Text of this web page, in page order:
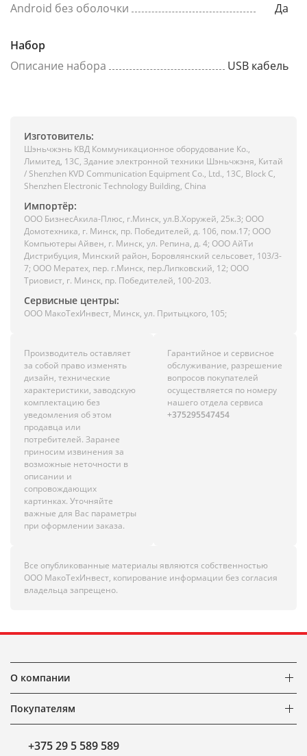
Android без оболочки
Да
Набор
Описание набора
USB кабель
Изготовитель:
Шэньчжэнь КВД Коммуникационное оборудование Ко.,
Лимитед, 13C, Здание электронной техники Шэньчжэня, Китай
/ Shenzhen KVD Communication Equipment Co., Ltd., 13C, Block C,
Shenzhen Electronic Technology Building, China
Импортёр:
ООО БизнесАкила-Плюc, г.Минск, ул.В.Хоружей, 25к.3; ООО
Домотехника, г. Минск, пр. Победителей, д. 106, пом.17; ООО
Компьютеры Айвен, г. Минск, ул. Репина, д. 4; ООО АйТи
Дистрибуция, Минский район, Боровлянский сельсовет, 103/3-
7; ООО Мератех, пер. г.Минск, пер.Липковский, 12; ООО
Триовист, г. Минск, пр. Победителей, 100-203.
Сервисные центры:
ООО МакоТехИнвест, Минск, ул. Притыцкого, 105;
Производитель оставляет
за собой право изменять
дизайн, технические
характеристики, заводскую
комплектацию без
уведомления об этом
продавца или
потребителей. Заранее
приносим извинения за
возможные неточности в
описании и
сопровождающих
картинках. Уточняйте
важные для Вас параметры
при оформлении заказа.
Гарантийное и сервисное
обслуживание, разрешение
вопросов покупателей
осуществляется по номеру
нашего отдела сервиса
+375295547454
Все опубликованные материалы являются собственностью
ООО МакоТехИнвест, копирование информации без согласия
владельца запрещено.
О компании
Покупателям
+375 29 5 589 589